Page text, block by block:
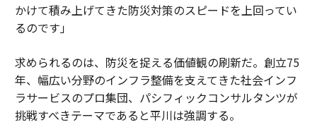
かけて積み上げてきた防災対策のスピードを上回ってい
るのです」
求められるのは、防災を捉える価値観の刷新だ。創立75
年、幅広い分野のインフラ整備を支えてきた社会インフ
ラサービスのプロ集団、パシフィックコンサルタンツが
挑戦すべきテーマであると平川は強調する。